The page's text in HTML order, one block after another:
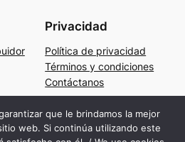
Privacidad
Política de privacidad
Términos y condiciones
Contáctanos
que le brindamos la mejor
web. Si continúa utilizando este